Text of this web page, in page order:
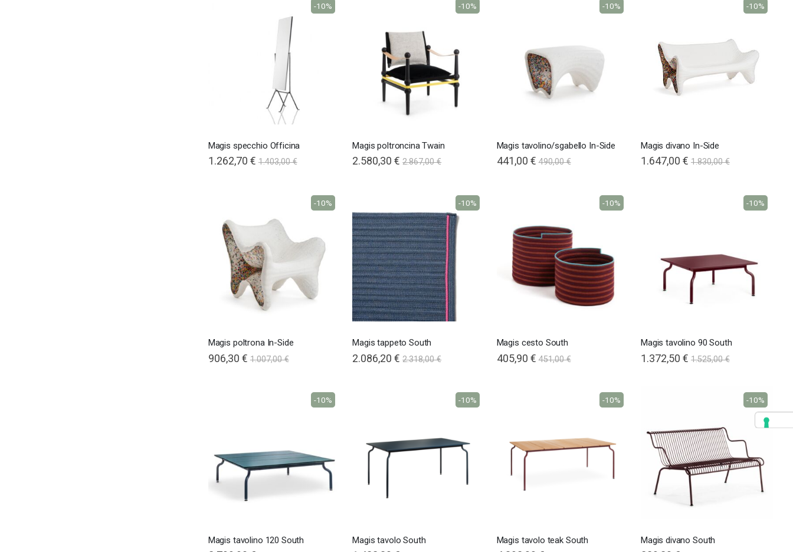
Magis specchio Officina
Special
Price
1.262,70 € 1.403,00 €
-10%
Magis poltroncina Twain
2.580,30 € 2.867,00 €
-10%
Magis tavolino/sgabello In-Side
441,00 € 490,00 €
-10%
Magis divano In-Side
1.647,00 € 1.830,00 €
-10%
Magis poltrona In-Side
906,30 € 1.007,00 €
-10%
Magis tappeto South
2.086,20 € 2.318,00 €
-10%
Magis cesto South
405,90 € 451,00 €
-10%
Magis tavolino 90 South
1.372,50 € 1.525,00 €
-10%
Magis tavolino 120 South
-10%
Magis tavolo South
-10%
Magis tavolo teak South
-10%
Magis divano South
-10%